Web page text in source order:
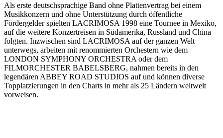
Als erste deutschsprachige Band ohne Plattenvertrag bei einem
Musikkonzern und ohne Unterstützung durch öffentliche
Fördergelder spielten LACRIMOSA 1998 eine Tournee in Mexiko,
auf die weitere Konzertreisen in Südamerika, Russland und China
folgten. Inzwischen sind LACRIMOSA auf der ganzen Welt
unterwegs, arbeiten mit renommierten Orchestern wie dem
LONDON SYMPHONY ORCHESTRA oder dem
FILMORCHESTER BABELSBERG, nahmen bereits in den
legendären ABBEY ROAD STUDIOS auf und können diverse
Topplatzierungen in den Charts in mehr als 25 Ländern weltweit
vorweisen.